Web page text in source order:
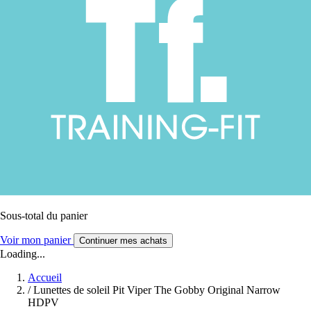
Sous-total du panier
Voir mon panier Continuer mes achats
Loading...
Accueil
/ Lunettes de soleil Pit Viper The Gobby Original Narrow
HDPV